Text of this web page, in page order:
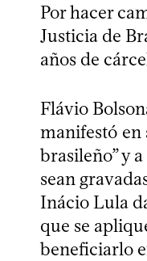
Por hacer
Justicia de
años de
Flávio
manifestó en
brasileño” y
sean
Inácio Lula
que se
beneficiarlo